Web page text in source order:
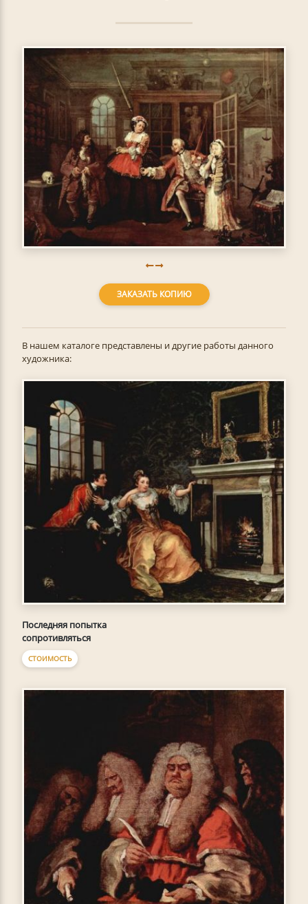
ЗАКАЗАТЬ КОПИЮ
В нашем каталоге представлены и другие работы данного
художника:
Последняя попытка
сопротивляться
СТОИМОСТЬ